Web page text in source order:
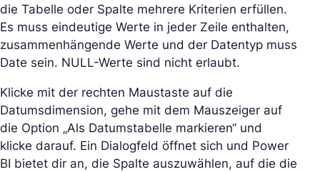
die Tabelle oder Spalte mehrere Kriterien erfüllen.
Es muss eindeutige Werte in jeder Zeile enthalten,
zusammenhängende Werte und der Datentyp muss
Date sein. NULL-Werte sind nicht erlaubt.
Klicke mit der rechten Maustaste auf die
Datumsdimension, gehe mit dem Mauszeiger auf
die Option „Als Datumstabelle markieren“ und
klicke darauf. Ein Dialogfeld öffnet sich und Power
BI bietet dir an, die Spalte auszuwählen, auf die die